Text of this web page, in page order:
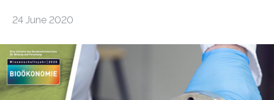
24 June 2020